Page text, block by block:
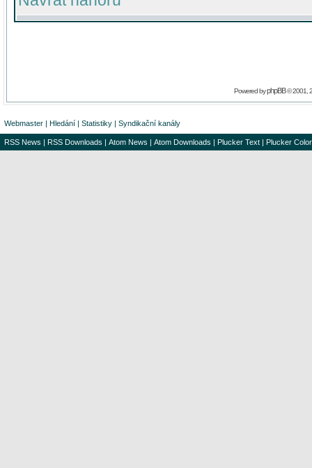
Powered byphpBB© 2001,
Webmaster | Hledání | Statistiky | Syndikační kanály
RSS News | RSS Downloads | Atom News | Atom Downloads | Plucker Text | Plucker Color